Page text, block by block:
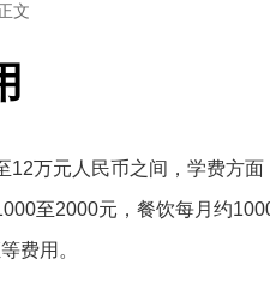
文
12万元人民币之间，学费方
至2000元，餐饮每月约
费用。